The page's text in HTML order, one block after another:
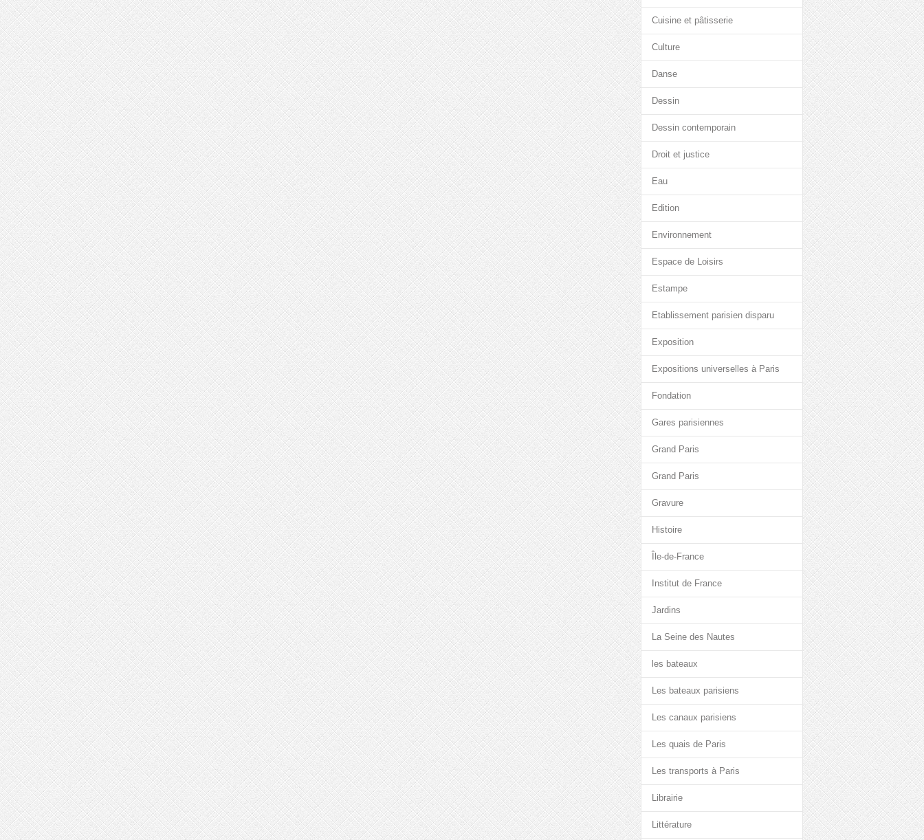
Cuisine et pâtisserie
Culture
Danse
Dessin
Dessin contemporain
Droit et justice
Eau
Edition
Environnement
Espace de Loisirs
Estampe
Etablissement parisien disparu
Exposition
Expositions universelles à Paris
Fondation
Gares parisiennes
Grand Paris
Grand Paris
Gravure
Histoire
Île-de-France
Institut de France
Jardins
La Seine des Nautes
les bateaux
Les bateaux parisiens
Les canaux parisiens
Les quais de Paris
Les transports à Paris
Librairie
Littérature